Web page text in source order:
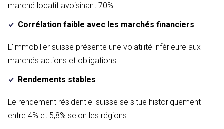
marché locatif avoisinant 70%.
Corrélation faible avec les marchés financiers
L'immobilier suisse présente une volatilité inférieure aux
marchés actions et obligations
Rendements stables
Le rendement résidentiel suisse se situe historiquement
entre 4% et 5,8% selon les régions.